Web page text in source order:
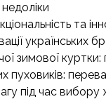
та
українських
зимової куртки:
пуховиків:
під час вибору